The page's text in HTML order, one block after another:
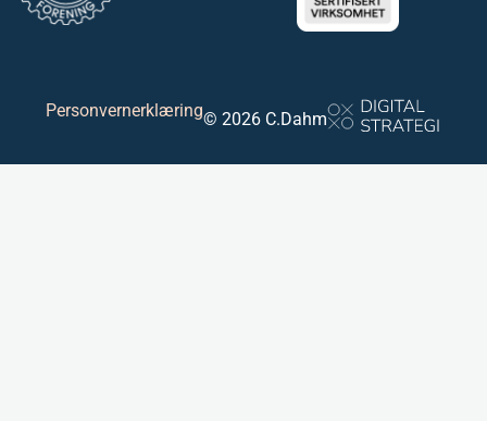
Personvernerklæring© 2026 C.Dahm